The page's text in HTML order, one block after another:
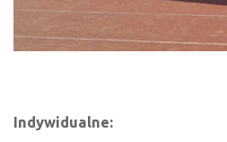
Indywidualne: